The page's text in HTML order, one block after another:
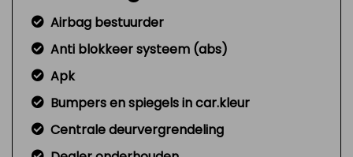
Airbag bestuurder
Anti blokkeer systeem (abs)
Apk
Bumpers en spiegels in car.kleur
Centrale deurvergrendeling